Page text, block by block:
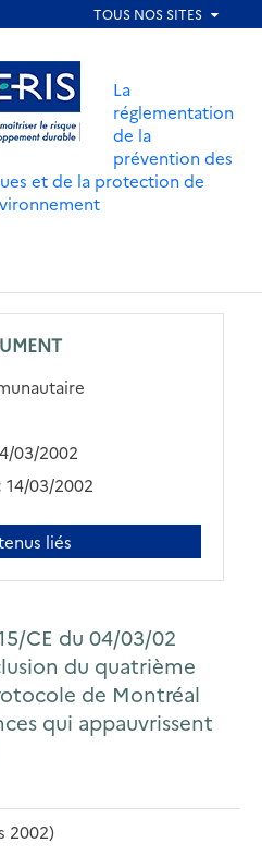
Aller au menu
La
réglementation
de la
prévention des
et de la protection de
03/2002
14/03/2002
liés
CE du 04/03/02
du quatrième
de Montréal
qui appauvrissent
2002)